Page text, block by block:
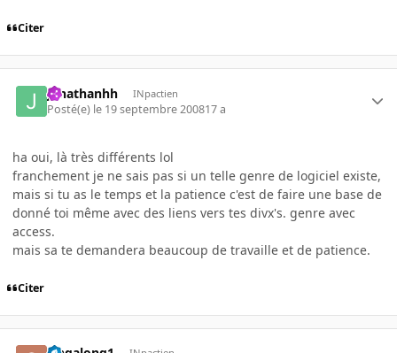
Citer
jonathanhh INpactien
Posté(e) le 19 septembre 200817 a
ha oui, là très différents lol
franchement je ne sais pas si un telle genre de logiciel existe,
mais si tu as le temps et la patience c'est de faire une base de
donné toi même avec des liens vers tes divx's. genre avec
access.
mais sa te demandera beaucoup de travaille et de patience.
Citer